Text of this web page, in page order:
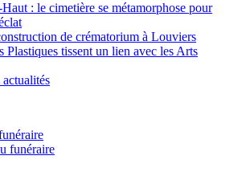
: le cimetière se métamorphose pour
de crématorium à Louviers
Plastiques tissent un lien avec les Arts
funéraire